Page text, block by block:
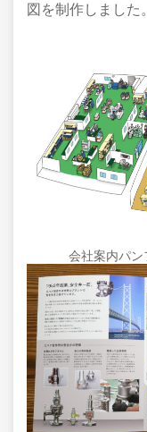
図を制作しました。
会社案内パ